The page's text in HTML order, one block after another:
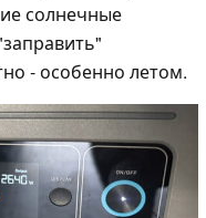
солнечные
- особенно летом.